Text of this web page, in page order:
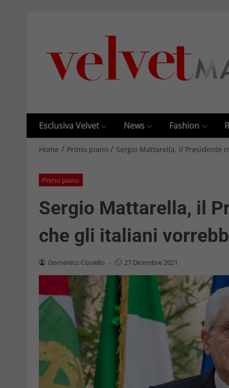
Esclusiva Velvet News Fashion
Home / Primo piano / Sergio Mattarella, il Presidente
Primo piano
Sergio Mattarella, il
che gli italiani
Domenico Coviello - 27 Dicembre 2021